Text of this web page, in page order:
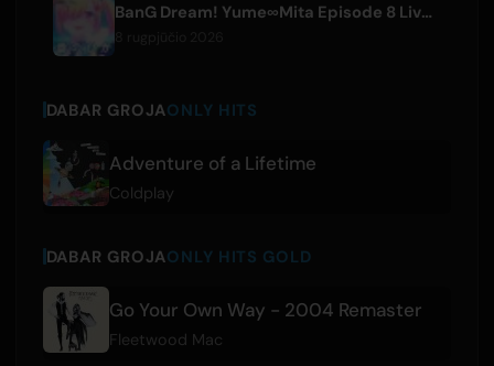
BanG Dream! Yume∞Mita Episode 8 Live Clip Released
DABAR GROJAONLY HITS
Adventure of a Lifetime
Coldplay
DABAR GROJAONLY HITS GOLD
Go Your Own Way - 2004 Remaster
Fleetwood Mac